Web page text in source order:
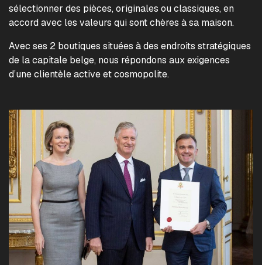
sélectionner des pièces, originales ou classiques, en
accord avec les valeurs qui sont chères à sa maison.
Avec ses 2 boutiques situées à des endroits stratégiques
de la capitale belge, nous répondons aux exigences
d’une clientèle active et cosmopolite.